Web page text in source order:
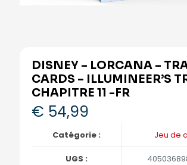
DISNEY – LORCANA –
CARDS – ILLUMINEER’S
CHAPITRE 11 -FR
€ 54,99
Catégorie : Jeu de
UGS :